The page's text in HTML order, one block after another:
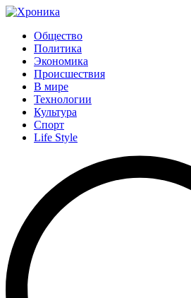
Общество
Политика
Экономика
Происшествия
В мире
Технологии
Культура
Спорт
Life Style